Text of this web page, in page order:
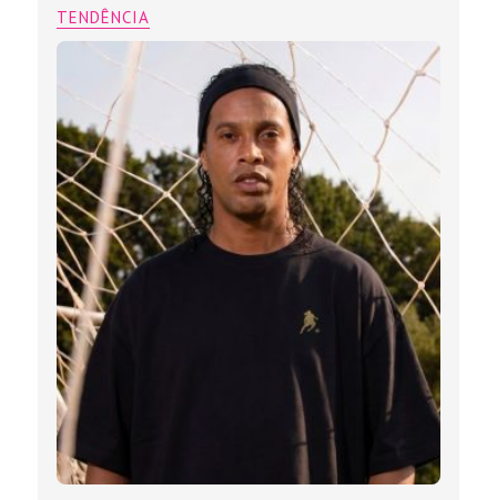
TENDÊNCIA